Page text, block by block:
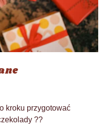
kroku przygotować
??